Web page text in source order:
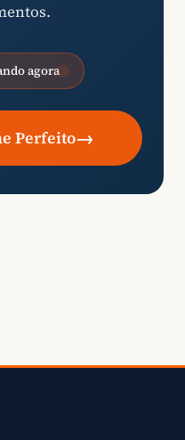
agora
Perfeito→